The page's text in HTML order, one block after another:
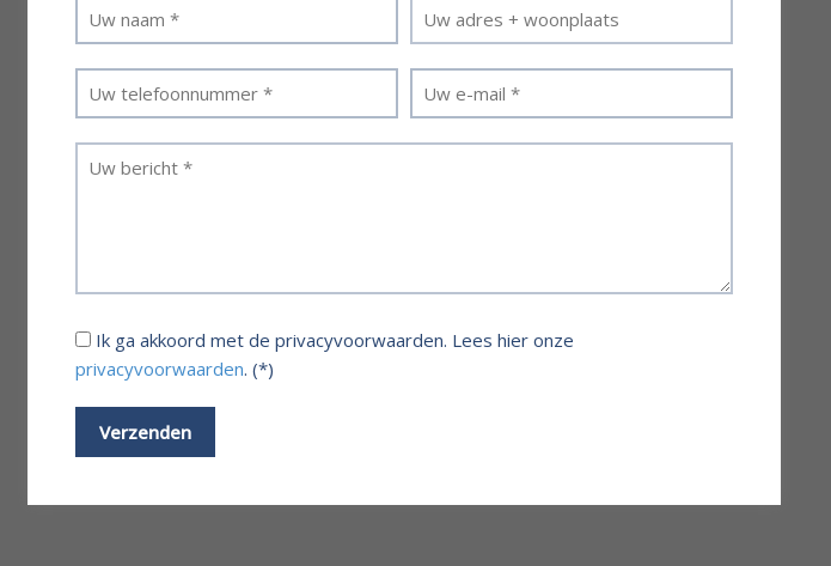
Ik ga akkoord met de privacyvoorwaarden. Lees hier onze
privacyvoorwaarden. (*)